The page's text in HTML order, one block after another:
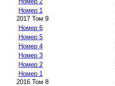
Номер 1
2017 Том 9
Номер 6
Номер 5
Номер 4
Номер 3
Номер 2
Номер 1
2016 Том 8